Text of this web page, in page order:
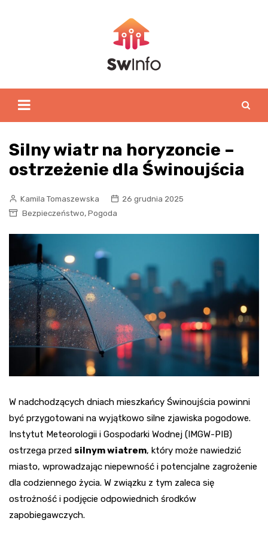
Silny wiatr na horyzoncie –
ostrzeżenie dla Świnoujścia
Kamila Tomaszewska
26 grudnia 2025
Bezpieczeństwo, Pogoda
W nadchodzących dniach mieszkańcy Świnoujścia powinni
być przygotowani na wyjątkowo silne zjawiska pogodowe.
Instytut Meteorologii i Gospodarki Wodnej (IMGW-PIB)
ostrzega przed silnym wiatrem, który może nawiedzić
miasto, wprowadzając niepewność i potencjalne zagrożenie
dla codziennego życia. W związku z tym zaleca się
ostrożność i podjęcie odpowiednich środków
zapobiegawczych.